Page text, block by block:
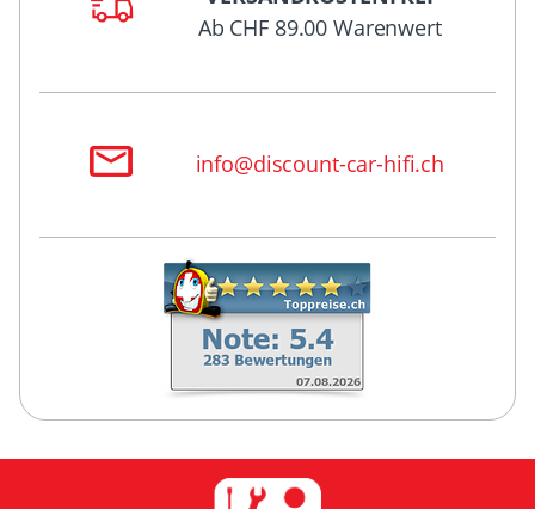
Ab CHF 89.00 Warenwert
info@discount-car-hifi.ch